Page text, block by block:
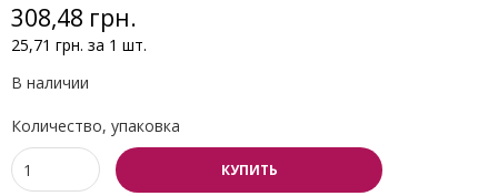
308,48 грн.
25,71 грн. за 1 шт.
В наличии
Количество, упаковка
КУПИТЬ